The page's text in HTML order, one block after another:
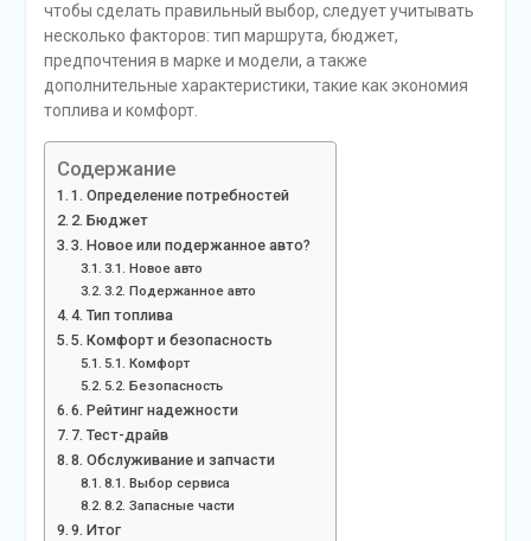
чтобы сделать правильный выбор, следует учитывать
несколько факторов: тип маршрута, бюджет,
предпочтения в марке и модели, а также
дополнительные характеристики, такие как экономия
топлива и комфорт.
Содержание
1. Определение потребностей
2. Бюджет
3. Новое или подержанное авто?
3.1. Новое авто
3.2. Подержанное авто
4. Тип топлива
5. Комфорт и безопасность
5.1. Комфорт
5.2. Безопасность
6. Рейтинг надежности
7. Тест-драйв
8. Обслуживание и запчасти
8.1. Выбор сервиса
8.2. Запасные части
9. Итог